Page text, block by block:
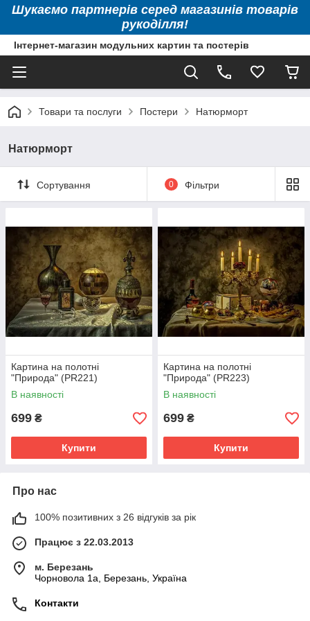
Шукаємо партнерів серед магазинів товарів
рукоділля!
Інтернет-магазин модульних картин та постерів
Товари та послуги Постери Натюрморт
Натюрморт
Сортування 0 Фільтри
Картина на полотні
"Природа" (PR221)
В наявності
699 ₴
Купити
Картина на полотні
"Природа" (PR223)
В наявності
699 ₴
Купити
Про нас
100% позитивних з 26 відгуків за рік
Працює з 22.03.2013
м. Березань
Чорновола 1а, Березань, Україна
Контакти